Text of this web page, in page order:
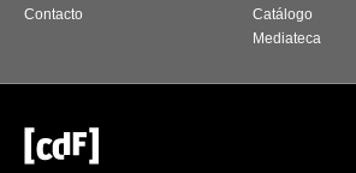
Contacto
Catálogo
Mediateca